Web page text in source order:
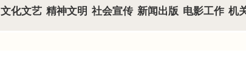
文化文艺 精神文明 社会宣传 新闻出版 电影工作 机